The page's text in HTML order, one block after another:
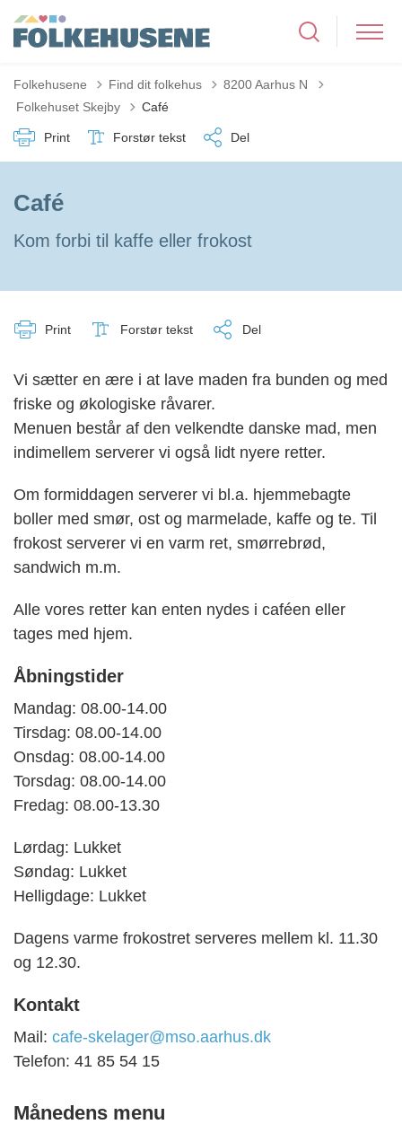
Folkehusene Find dit folkehus
8200 Aarhus N
Tilbage til
Folkehuset Skejby Café
Print Forstør tekst Del
Café
Kom forbi til kaffe eller frokost
Print Forstør tekst Del
Vi sætter en ære i at lave maden fra bunden og med
friske og økologiske råvarer.
Menuen består af den velkendte danske mad, men
indimellem serverer vi også lidt nyere retter.
Om formiddagen serverer vi bl.a. hjemmebagte
boller med smør, ost og marmelade, kaffe og te. Til
frokost serverer vi en varm ret, smørrebrød,
sandwich m.m.
Alle vores retter kan enten nydes i caféen eller
tages med hjem.
Åbningstider
Mandag: 08.00-14.00
Tirsdag: 08.00-14.00
Onsdag: 08.00-14.00
Torsdag: 08.00-14.00
Fredag: 08.00-13.30
Lørdag: Lukket
Søndag: Lukket
Helligdage: Lukket
Dagens varme frokostret serveres mellem kl. 11.30
og 12.30.
Kontakt
Mail: cafe-skelager@mso.aarhus.dk
Telefon: 41 85 54 15
Månedens menu